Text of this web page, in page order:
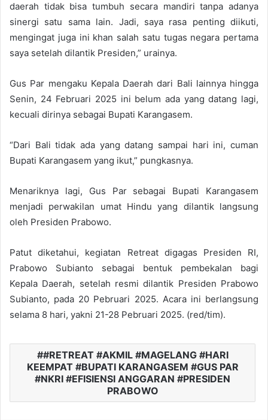
daerah tidak bisa tumbuh secara mandiri tanpa adanya
sinergi satu sama lain. Jadi, saya rasa penting diikuti,
mengingat juga ini khan salah satu tugas negara pertama
saya setelah dilantik Presiden,” urainya.
Gus Par mengaku Kepala Daerah dari Bali lainnya hingga
Senin, 24 Februari 2025 ini belum ada yang datang lagi,
kecuali dirinya sebagai Bupati Karangasem.
“Dari Bali tidak ada yang datang sampai hari ini, cuman
Bupati Karangasem yang ikut,” pungkasnya.
Menariknya lagi, Gus Par sebagai Bupati Karangasem
menjadi perwakilan umat Hindu yang dilantik langsung
oleh Presiden Prabowo.
Patut diketahui, kegiatan Retreat digagas Presiden RI,
Prabowo Subianto sebagai bentuk pembekalan bagi
Kepala Daerah, setelah resmi dilantik Presiden Prabowo
Subianto, pada 20 Pebruari 2025. Acara ini berlangsung
selama 8 hari, yakni 21-28 Pebruari 2025. (red/tim).
#RETREAT #AKMIL #MAGELANG #HARI
KEEMPAT #BUPATI KARANGASEM #GUS PAR
#NKRI #EFISIENSI ANGGARAN #PRESIDEN
PRABOWO